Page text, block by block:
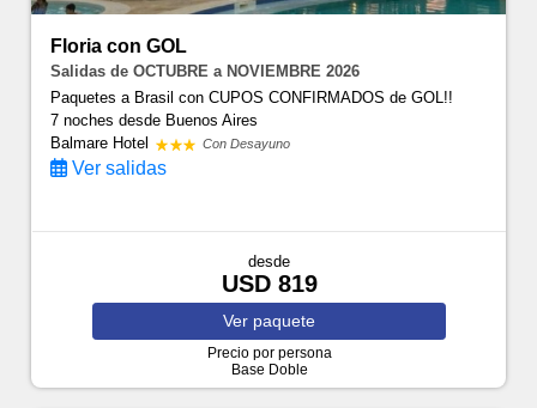
Floria con GOL
Salidas de OCTUBRE a NOVIEMBRE 2026
Paquetes a Brasil con CUPOS CONFIRMADOS de GOL!!
7 nochesdesde Buenos Aires
Balmare Hotel
Con Desayuno
Ver salidas
desde
USD 819
Ver paquete
Precio por persona
Base Doble